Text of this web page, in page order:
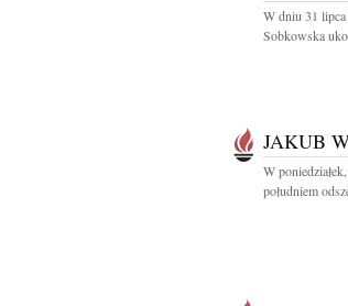
W dniu 31 lipca
Sobkowska
JAKUB
W
południem